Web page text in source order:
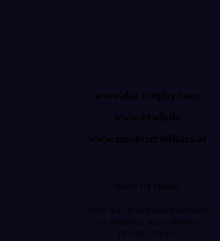
www.dai-trophy.com
www.ktwb.de
www.mostviertelkart.at
ADAC GT Masters
ADAC e.V. , Ressort Jugend und Sport,
Am Westpark 8, 81373 München
Tel.: 089 / 743 09 0